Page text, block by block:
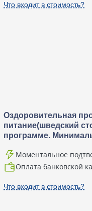
Что входит в стоимость?
Оздоровительная
питание(шведский
программе.
Моментальное
Оплата банковской
Что входит в стоимость?